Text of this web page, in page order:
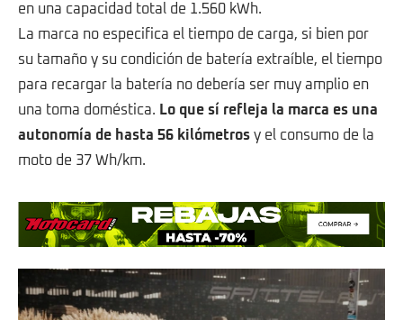
en una capacidad total de 1.560 kWh.
La marca no especifica el tiempo de carga, si bien por
su tamaño y su condición de batería extraíble, el tiempo
para recargar la batería no debería ser muy amplio en
una toma doméstica. Lo que sí refleja la marca es una
autonomía de hasta 56 kilómetros y el consumo de la
moto de 37 Wh/km.